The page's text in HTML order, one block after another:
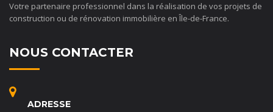
Votre partenaire professionnel dans la réalisation de vos projets de
construction ou de rénovation immobilière en Île-de-France.
NOUS CONTACTER
ADRESSE